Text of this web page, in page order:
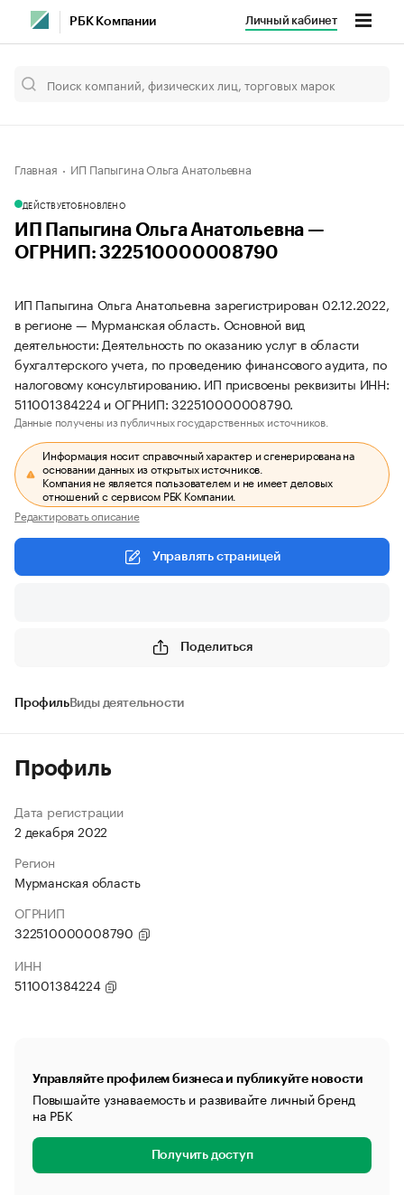
РБК Компании Личный кабинет
Главная ИП Папыгина Ольга Анатольевна
ДЕЙСТВУЕТОБНОВЛЕНО
ИП Папыгина Ольга Анатольевна —
ОГРНИП: 322510000008790
ИП Папыгина Ольга Анатольевна зарегистрирован 02.12.2022,
в регионе — Мурманская область. Основной вид
деятельности: Деятельность по оказанию услуг в области
бухгалтерского учета, по проведению финансового аудита, по
налоговому консультированию. ИП присвоены реквизиты ИНН:
511001384224 и ОГРНИП: 322510000008790.
Данные получены из публичных государственных источников.
Информация носит справочный характер и сгенерирована на
основании данных из открытых источников.
Компания не является пользователем и не имеет деловых
отношений с сервисом РБК Компании.
Редактировать описание
Управлять страницей
Поделиться
ПрофильВиды деятельности
Профиль
Дата регистрации
2 декабря 2022
Регион
Мурманская область
ОГРНИП
322510000008790
ИНН
511001384224
Управляйте профилем бизнеса и публикуйте новости
Повышайте узнаваемость и развивайте личный бренд
на РБК
Получить доступ